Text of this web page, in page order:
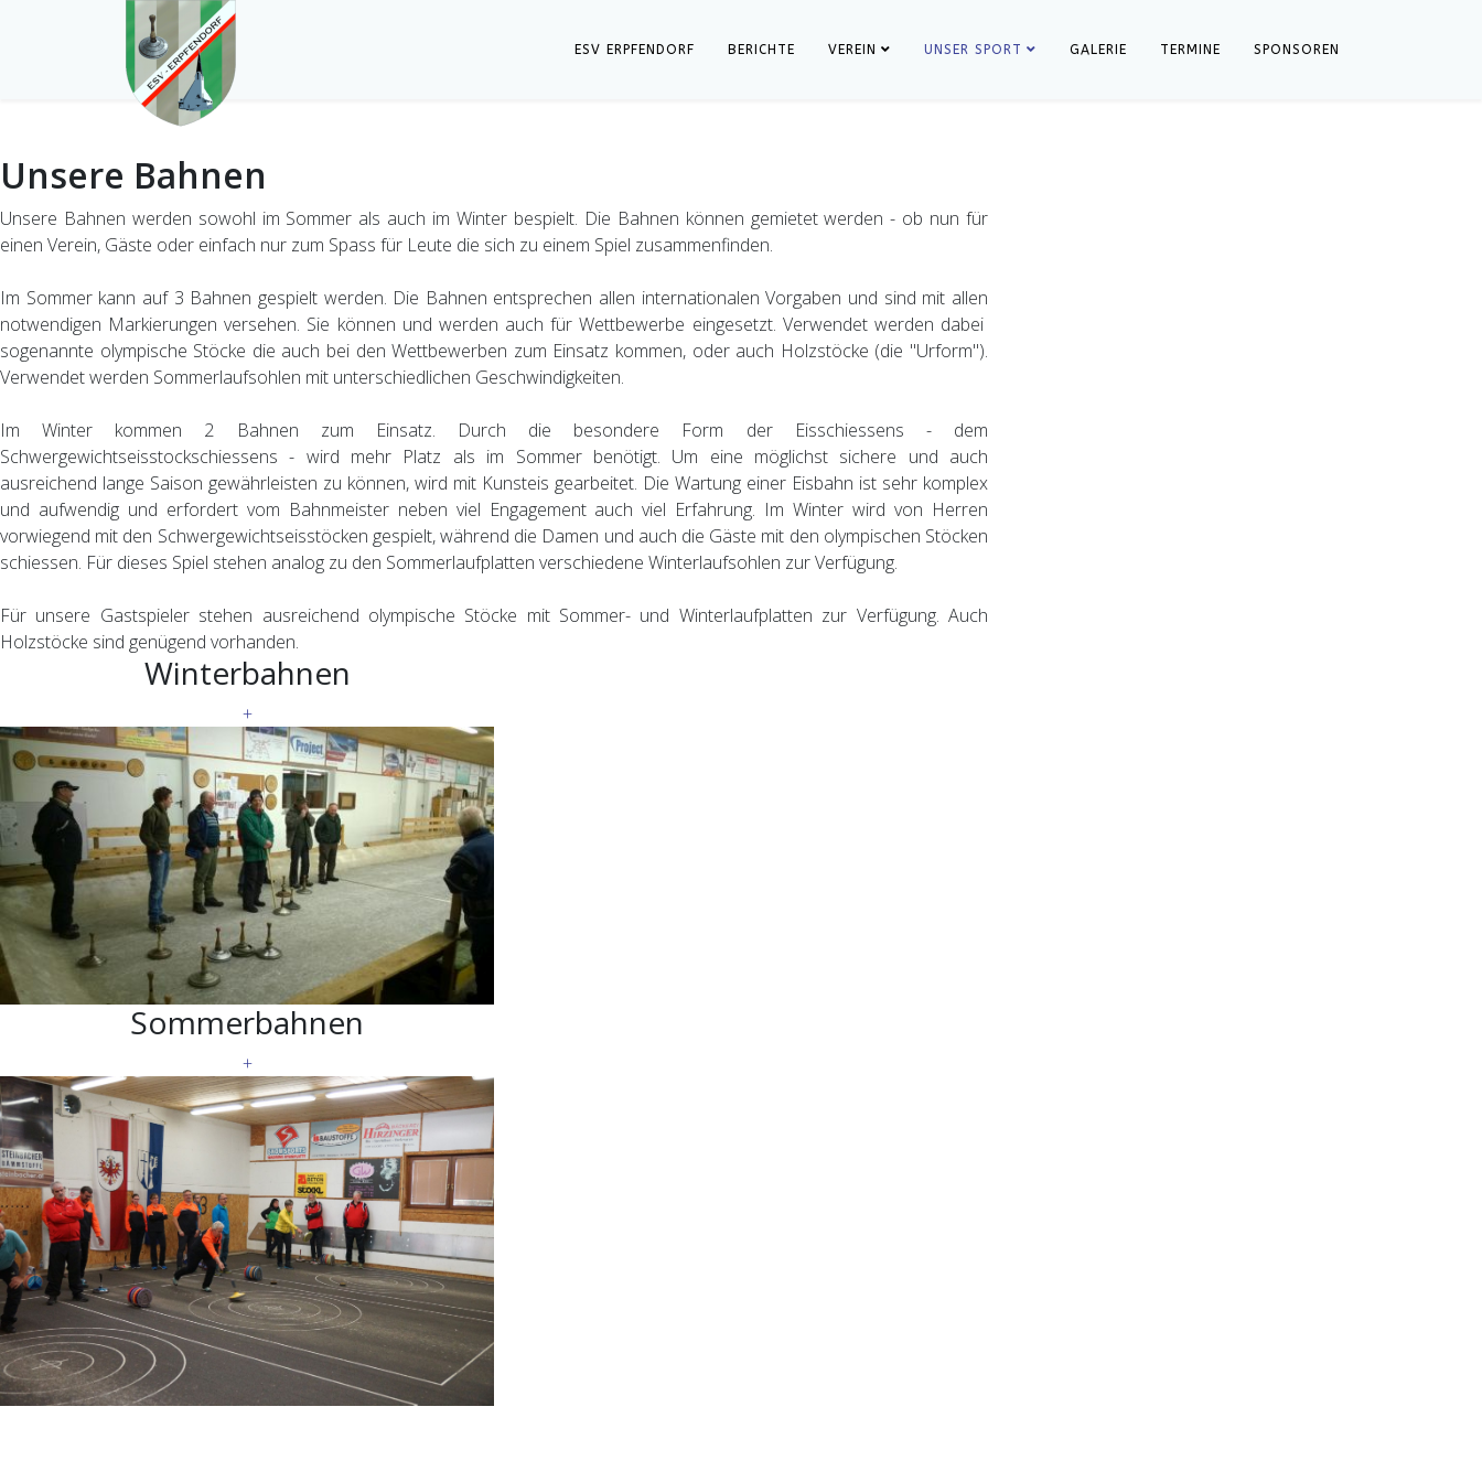
ESV ERPFENDORF BERICHTE VEREIN UNSER SPORT GALERIE TERMINE SPONSOREN
Unsere Bahnen
Unsere Bahnen werden sowohl im Sommer als auch im Winter bespielt. Die Bahnen können gemietet werden - ob nun für
einen Verein, Gäste oder einfach nur zum Spass für Leute die sich zu einem Spiel zusammenfinden.
Im Sommer kann auf 3 Bahnen gespielt werden. Die Bahnen entsprechen allen internationalen Vorgaben und sind mit allen
notwendigen Markierungen versehen. Sie können und werden auch für Wettbewerbe eingesetzt. Verwendet werden dabei
sogenannte olympische Stöcke die auch bei den Wettbewerben zum Einsatz kommen, oder auch Holzstöcke (die "Urform").
Verwendet werden Sommerlaufsohlen mit unterschiedlichen Geschwindigkeiten.
Im Winter kommen 2 Bahnen zum Einsatz. Durch die besondere Form der Eisschiessens - dem
Schwergewichtseisstockschiessens - wird mehr Platz als im Sommer benötigt. Um eine möglichst sichere und auch
ausreichend lange Saison gewährleisten zu können, wird mit Kunsteis gearbeitet. Die Wartung einer Eisbahn ist sehr komplex
und aufwendig und erfordert vom Bahnmeister neben viel Engagement auch viel Erfahrung. Im Winter wird von Herren
vorwiegend mit den Schwergewichtseisstöcken gespielt, während die Damen und auch die Gäste mit den olympischen Stöcken
schiessen. Für dieses Spiel stehen analog zu den Sommerlaufplatten verschiedene Winterlaufsohlen zur Verfügung.
Für unsere Gastspieler stehen ausreichend olympische Stöcke mit Sommer- und Winterlaufplatten zur Verfügung. Auch
Holzstöcke sind genügend vorhanden.
Winterbahnen
+
Sommerbahnen
+